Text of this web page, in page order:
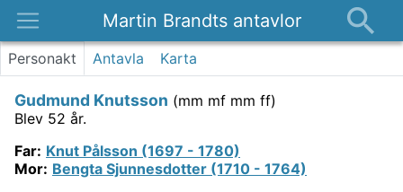
Martin Brandts antavlor
Platser
Om
Kontakt
Personakt Antavla Karta
Gudmund Knutsson (mm mf mm ff)
Blev 52 år.
Far: Knut Pålsson (1697 - 1780)
Mor: Bengta Sjunnesdotter (1710 - 1764)